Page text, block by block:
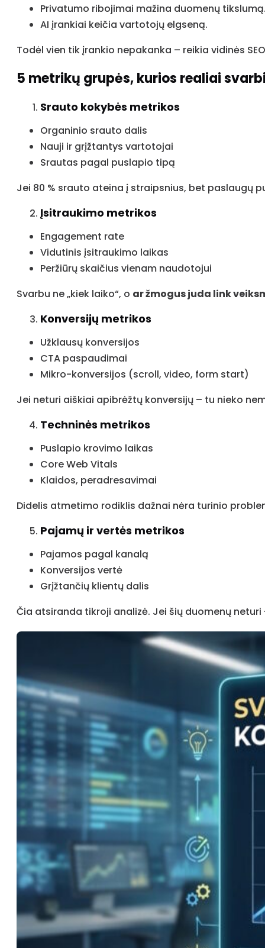
Privatumo ribojimai mažina duomenų
AI įrankiai keičia vartotojų elgseną.
Todėl vien tik įrankio nepakanka – reikia vidinės
5 metrikų grupės, kurios realiai
Srauto kokybės metrikos
Organinio srauto dalis
Nauji ir grįžtantys vartotojai
Srautas pagal puslapio tipą
Jei 80 % srauto ateina į straipsnius, bet paslaugų
Įsitraukimo metrikos
Engagement rate
Vidutinis įsitraukimo laikas
Peržiūrų skaičius vienam naudotojui
Svarbu ne „kiek laiko“, o ar žmogus juda link
Konversijų metrikos
Užklausų konversijos
CTA paspaudimai
Mikro-konversijos (scroll, video, form start)
Jei neturi aiškiai apibrėžtų konversijų – tu nieko
Techninės metrikos
Puslapio krovimo laikas
Core Web Vitals
Klaidos, peradresavimai
Didelis atmetimo rodiklis dažnai nėra turinio
Pajamų ir vertės metrikos
Pajamos pagal kanalą
Konversijos vertė
Grįžtančių klientų dalis
Čia atsiranda tikroji analizė. Jei šių duomenų